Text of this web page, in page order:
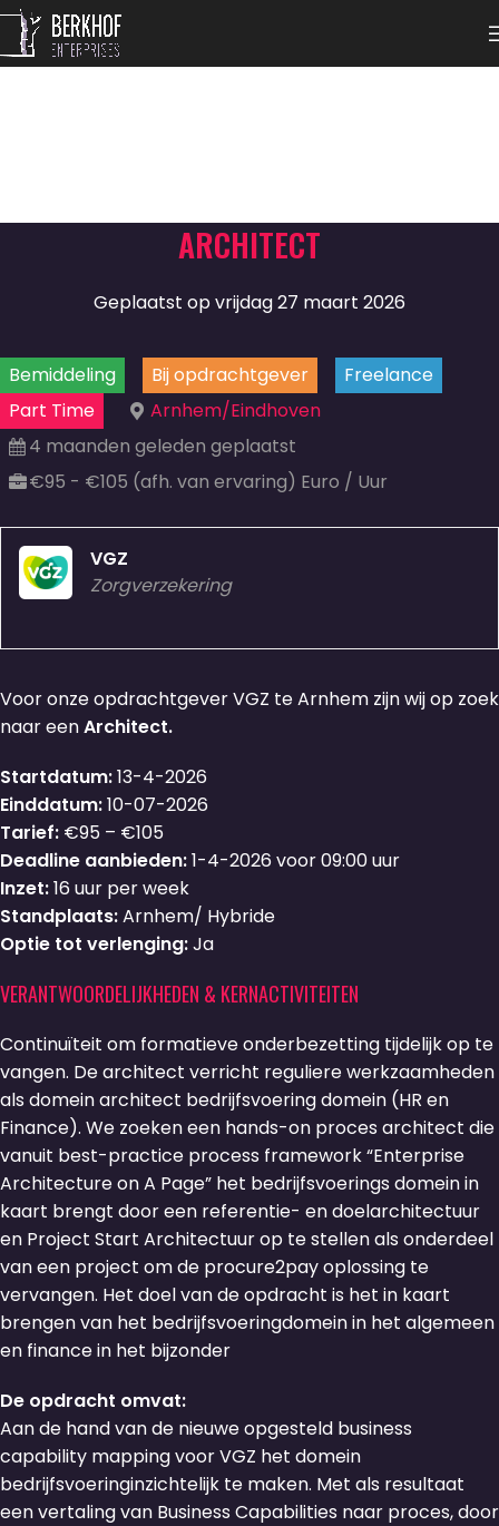
ARCHITECT
Geplaatst op vrijdag 27 maart 2026
Bemiddeling Bij opdrachtgever
Freelance
Part Time
Arnhem/Eindhoven
4 maanden geleden geplaatst
€95 - €105 (afh. van ervaring) Euro / Uur
VGZ
Zorgverzekering
Voor onze opdrachtgever VGZ te Arnhem zijn wij op zoek
naar eenArchitect.
Startdatum:13-4-2026
Einddatum:10-07-2026
Tarief: €95 – €105
Deadline aanbieden:1-4-2026 voor 09:00 uur
Inzet:16 uur per week
Standplaats:Arnhem/ Hybride
Optie tot verlenging:Ja
VERANTWOORDELIJKHEDEN & KERNACTIVITEITEN
Continuïteit om formatieve onderbezetting tijdelijk op te
vangen. De architect verricht reguliere werkzaamheden
als domein architect bedrijfsvoering domein (HR en
Finance). We zoeken een hands-on proces architect die
vanuit best-practice process framework “Enterprise
Architecture on A Page” het bedrijfsvoerings domein in
kaart brengt door een referentie- en doelarchitectuur
en Project Start Architectuur op te stellen als onderdeel
van een project om de procure2pay oplossing te
vervangen. Het doel van de opdracht is het in kaart
brengen van het bedrijfsvoeringdomein in het algemeen
en finance in het bijzonder
De opdracht omvat:
Aan de hand van de nieuwe opgesteld business
capability mapping voor VGZ het domein
bedrijfsvoeringinzichtelijk te maken. Met als resultaat
een vertaling van Business Capabilities naar proces, door